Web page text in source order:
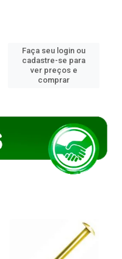
Faça seu login ou
cadastre-se para
ver preços e
comprar